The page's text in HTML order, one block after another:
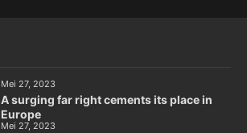
Mei 27, 2023
A surging far right cements its place in
Europe
Mei 27, 2023